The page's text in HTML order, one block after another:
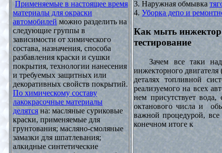
Применяемые в настоящее время
материалы для окраски
автомобилей можно разделить на
следующие группы в
зависимости от химического
состава, назначения, способа
разбавления краски и сушки
покрытия, технологии нанесения
и требуемых защитных или
декоративных свойств покрытий.
По химическому составу
лакокрасочные материалы
делятся на: масляные суриковые
краски, применяемые для
грунтования; масляно-смоляные
замазки для шпатлевания;
алкидные синтетические
3. Наружная обмывка
4. Уборка депо и
Как мыть
тестирование
Зачем все таки
инжекторного
деталях топливной
реализуемого на всех
нем присутствует
октанового числа и
важной процедурой, все
конечном итоге к